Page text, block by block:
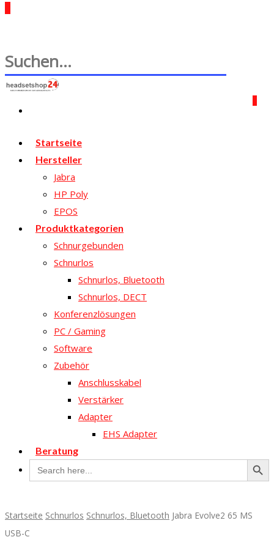
Startseite
Hersteller
Jabra
HP Poly
EPOS
Produktkategorien
Schnurgebunden
Schnurlos
Schnurlos, Bluetooth
Schnurlos, DECT
Konferenzlösungen
PC / Gaming
Software
Zubehör
Anschlusskabel
Verstärker
Adapter
EHS Adapter
Beratung
Search
for:
Search
Startseite Schnurlos Schnurlos, Bluetooth Jabra Evolve2 65 MS
USB-C